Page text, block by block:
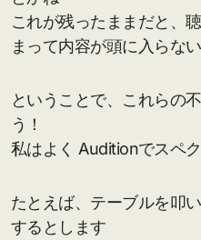
これが残ったままだと、
まって内容が頭に入らな
ということで、これらの
う！
私はよく Auditionでスペ
たとえば、テーブルを叩
するとします